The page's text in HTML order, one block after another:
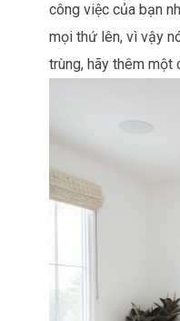
công việc của bạn
mọi thứ lên, vì vậy
trùng, hãy thêm một